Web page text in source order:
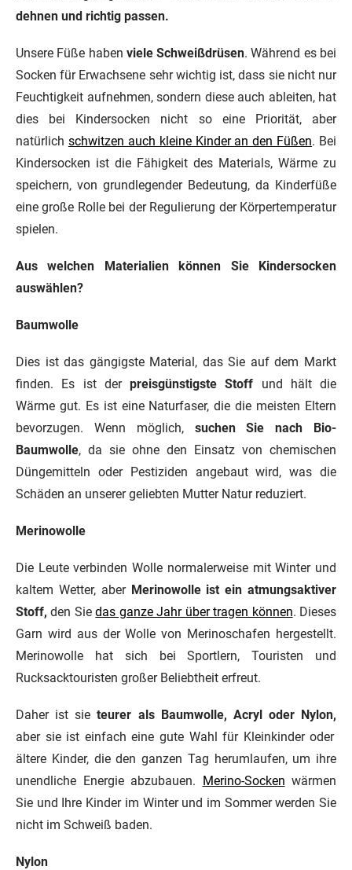
dehnen und richtig passen.
Unsere Füße haben viele Schweißdrüsen. Während es bei
Socken für Erwachsene sehr wichtig ist, dass sie nicht nur
Feuchtigkeit aufnehmen, sondern diese auch ableiten, hat
dies bei Kindersocken nicht so eine Priorität, aber
natürlich schwitzen auch kleine Kinder an den Füßen. Bei
Kindersocken ist die Fähigkeit des Materials, Wärme zu
speichern, von grundlegender Bedeutung, da Kinderfüße
eine große Rolle bei der Regulierung der Körpertemperatur
spielen.
Aus welchen Materialien können Sie Kindersocken
auswählen?
Baumwolle
Dies ist das gängigste Material, das Sie auf dem Markt
finden. Es ist der preisgünstigste Stoff und hält die
Wärme gut. Es ist eine Naturfaser, die die meisten Eltern
bevorzugen. Wenn möglich, suchen Sie nach Bio-
Baumwolle, da sie ohne den Einsatz von chemischen
Düngemitteln oder Pestiziden angebaut wird, was die
Schäden an unserer geliebten Mutter Natur reduziert.
Merinowolle
Die Leute verbinden Wolle normalerweise mit Winter und
kaltem Wetter, aber Merinowolle ist ein atmungsaktiver
Stoff, den Siedas ganze Jahr über tragen können. Dieses
Garn wird aus der Wolle von Merinoschafen hergestellt.
Merinowolle hat sich bei Sportlern, Touristen und
Rucksacktouristen großer Beliebtheit erfreut.
Daher ist sieteurer als Baumwolle, Acryl oder Nylon,
aber sie ist einfach eine gute Wahl für Kleinkinder oder
ältere Kinder, die den ganzen Tag herumlaufen, um ihre
unendliche Energie abzubauen. Merino-Socken wärmen
Sie und Ihre Kinder im Winter und im Sommer werden Sie
nicht im Schweiß baden.
Nylon